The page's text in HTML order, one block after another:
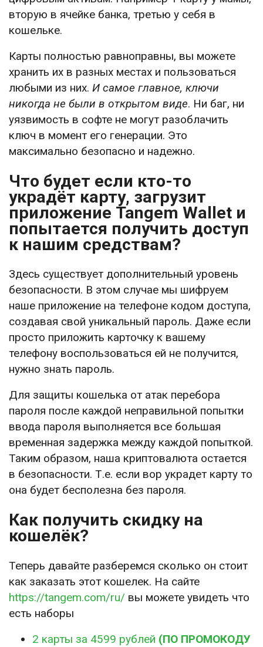
вторую в ячейке банка, третью у себя в
кошельке.
Карты полностью равноправны, вы можете
хранить их в разных местах и пользоваться
любыми из них. И самое главное, ключи
никогда не были в открытом виде. Ни баг, ни
уязвимость в софте не могут разоблачить
ключ в момент его генерации. Это
максимально безопасно и надежно.
Что будет если кто-то
украдёт карту, загрузит
приложение Tangem Wallet и
попытается получить доступ
к нашим средствам?
Здесь существует дополнительный уровень
безопасности. В этом случае мы шифруем
наше приложение на телефоне кодом доступа,
создавая свой уникальный пароль. Даже если
просто приложить карточку к вашему
телефону воспользоваться ей не получится,
нужно знать пароль.
Для защиты кошелька от атак перебора
пароля после каждой неправильной попытки
ввода пароля выполняется все большая
временная задержка между каждой попыткой.
Таким образом, наша криптовалюта остается
в безопасности. Т.е. если вор украдет карту то
она будет бесполезна без пароля.
Как получить скидку на
кошелёк?
Теперь давайте разберемся сколько он стоит
как заказать этот кошелек. На сайте
https://tangem.com/ru/ вы можете увидеть что
есть наборы
2 карты за 4599 рублей (ПО ПРОМОКОДУ